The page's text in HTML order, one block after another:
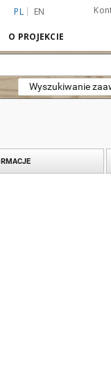
PL EN
O PROJEKCIE
Wyszukiwanie